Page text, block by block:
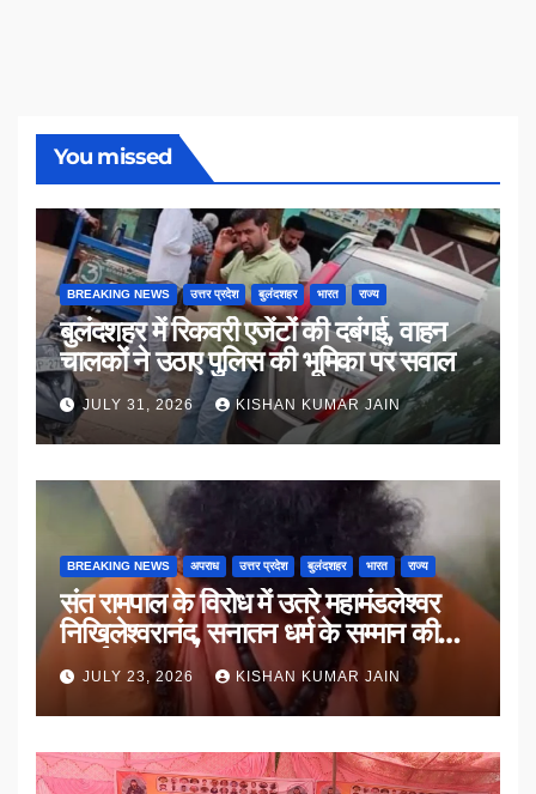
You missed
BREAKING NEWS उत्तर प्रदेश बुलंदशहर भारत राज्य
बुलंदशहर में रिकवरी एजेंटों की दबंगई, वाहन
चालकों ने उठाए पुलिस की भूमिका पर सवाल
JULY 31, 2026 KISHAN KUMAR JAIN
BREAKING NEWS अपराध उत्तर प्रदेश बुलंदशहर भारत राज्य
संत रामपाल के विरोध में उतरे महामंडलेश्वर
निखिलेश्वरानंद, सनातन धर्म के सम्मान की
उठाई मांग
JULY 23, 2026 KISHAN KUMAR JAIN